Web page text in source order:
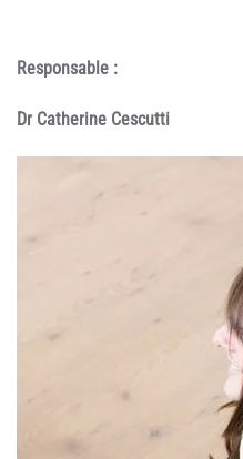
Responsable :
Dr Catherine Cescutti